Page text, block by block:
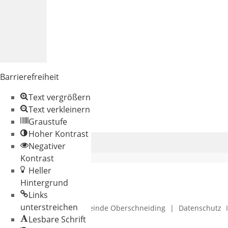
© 2026 Gemeinde Oberschneiding | Datenschutz
Barrierefreiheit
Text vergrößern
Text verkleinern
Graustufe
Hoher Kontrast
Negativer
Kontrast
Heller
Hintergrund
Links
unterstreichen
Lesbare Schrift